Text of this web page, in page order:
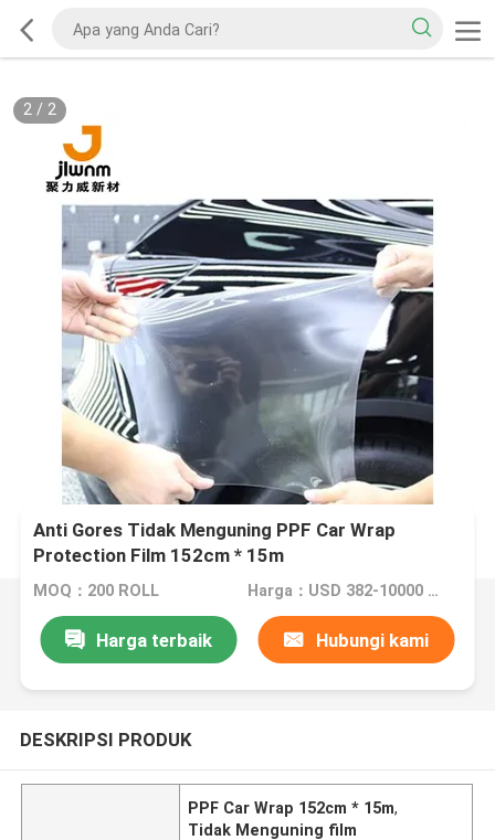
2/ 2
Anti Gores Tidak Menguning PPF Car Wrap
Protection Film 152cm * 15m
MOQ：200 ROLL Harga：USD 382-10000 ROLL
Harga terbaik Hubungi kami
DESKRIPSI PRODUK
PPF Car Wrap 152cm * 15m,
Tidak Menguning film